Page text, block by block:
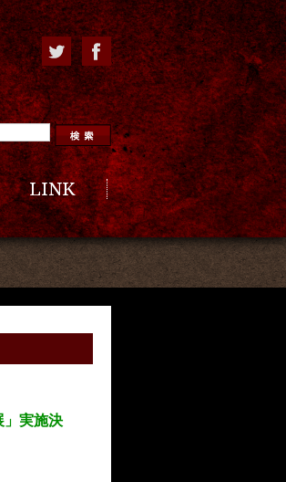
LINK
実施決